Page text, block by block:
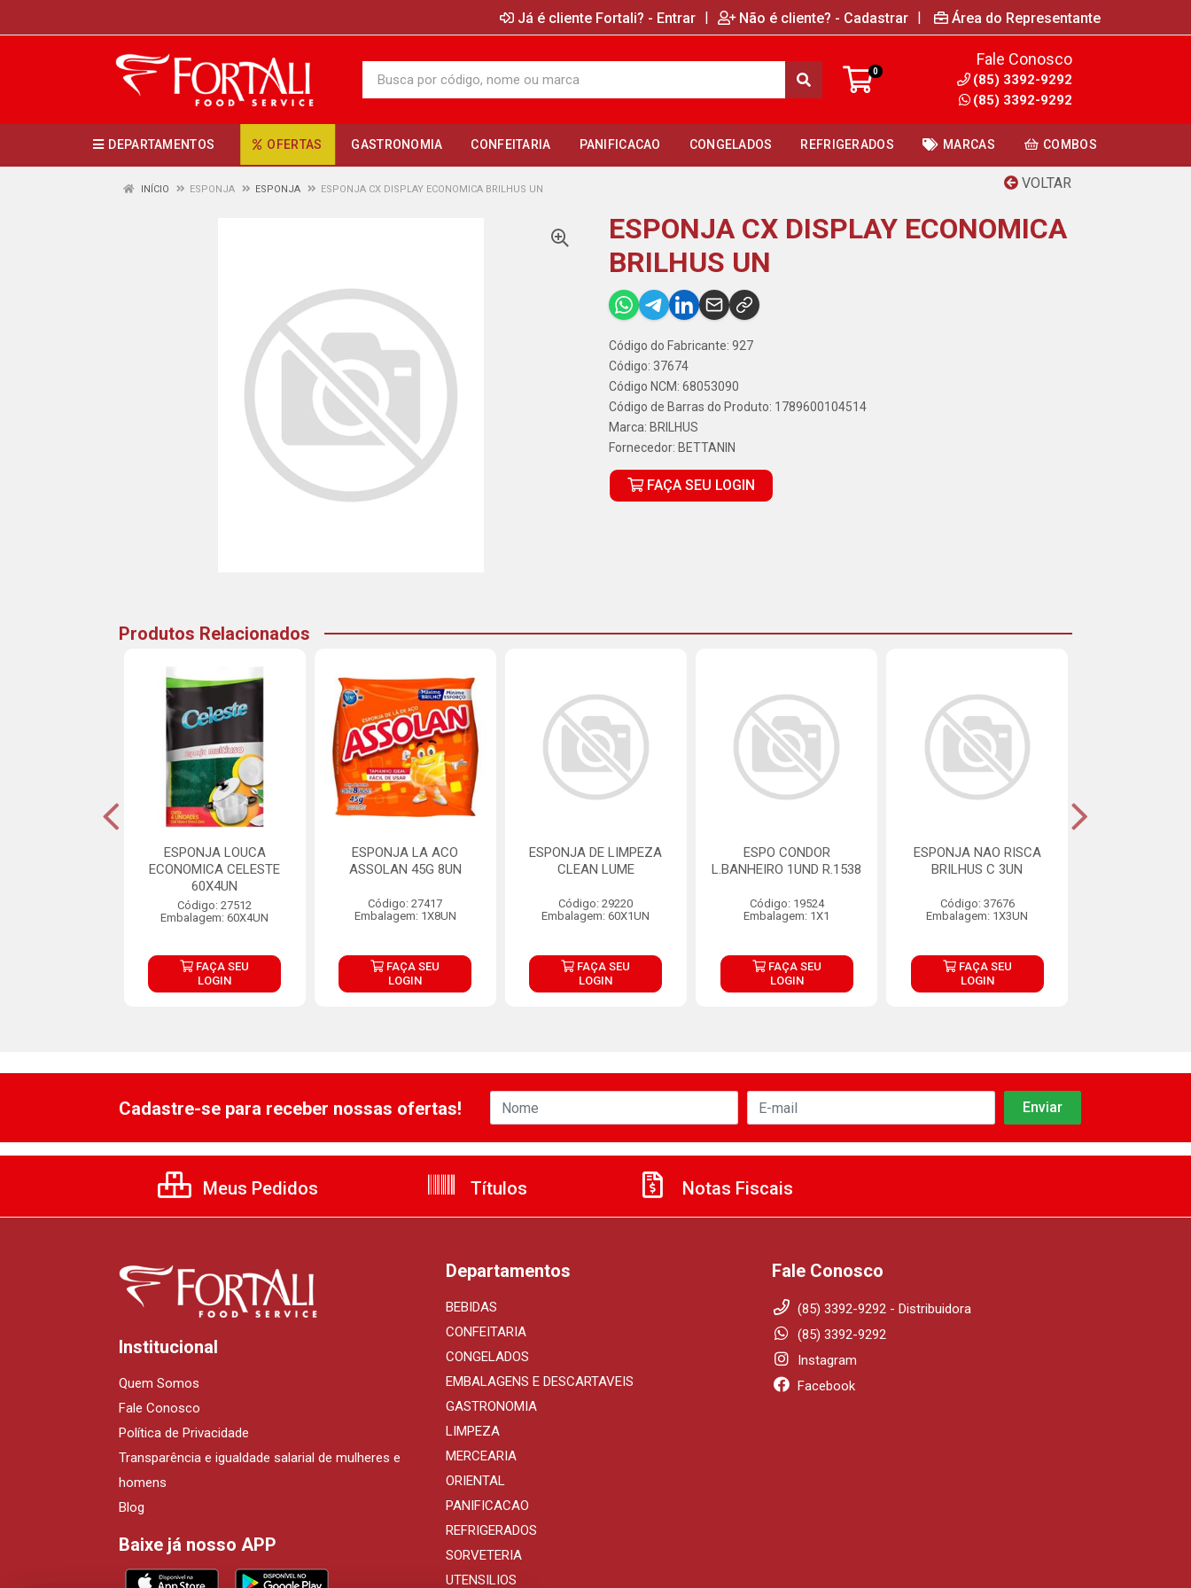
Já é cliente Fortali? - Entrar | Não é cliente? - Cadastrar | Área do Representante
0
Fale Conosco
(85) 3392-9292
(85) 3392-9292
DEPARTAMENTOS OFERTAS GASTRONOMIA CONFEITARIA PANIFICACAO CONGELADOS REFRIGERADOS MARCAS COMBOS
VOLTAR
INÍCIO ESPONJA ESPONJA ESPONJA CX DISPLAY ECONOMICA BRILHUS UN
ESPONJA CX DISPLAY ECONOMICA
BRILHUS UN
Código do Fabricante: 927
Código: 37674
Código NCM: 68053090
Código de Barras do Produto: 1789600104514
Marca: BRILHUS
Fornecedor: BETTANIN
FAÇA SEU LOGIN
Produtos Relacionados
ESPONJA LOUCA
ECONOMICA CELESTE
60X4UN
Código: 27512
Embalagem: 60X4UN
FAÇA SEU
LOGIN
ESPONJA LA ACO
ASSOLAN 45G 8UN
Código: 27417
Embalagem: 1X8UN
FAÇA SEU
LOGIN
ESPONJA DE LIMPEZA
CLEAN LUME
Código: 29220
Embalagem: 60X1UN
FAÇA SEU
LOGIN
ESPO CONDOR
L.BANHEIRO 1UND R.1538
Código: 19524
Embalagem: 1X1
FAÇA SEU
LOGIN
ESPONJA NAO RISCA
BRILHUS C 3UN
Código: 37676
Embalagem: 1X3UN
FAÇA SEU
LOGIN
Cadastre-se para receber nossas ofertas!
Meus Pedidos Títulos Notas Fiscais
Institucional
Quem Somos
Fale Conosco
Política de Privacidade
Transparência e igualdade salarial de mulheres e
homens
Blog
Baixe já nosso APP
Departamentos
BEBIDAS
CONFEITARIA
CONGELADOS
EMBALAGENS E DESCARTAVEIS
GASTRONOMIA
LIMPEZA
MERCEARIA
ORIENTAL
PANIFICACAO
REFRIGERADOS
SORVETERIA
UTENSILIOS
Fale Conosco
(85) 3392-9292 - Distribuidora
(85) 3392-9292
Instagram
Facebook